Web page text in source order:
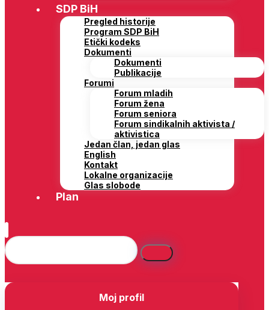
SDP BiH
Pregled historije
Program SDP BiH
Etički kodeks
Dokumenti
Dokumenti
Publikacije
Forumi
Forum mladih
Forum žena
Forum seniora
Forum sindikalnih aktivista /
aktivistica
Jedan član, jedan glas
English
Kontakt
Lokalne organizacije
Glas slobode
Plan
Moj profil